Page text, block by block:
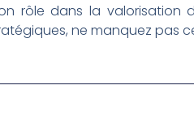
rôle dans la valorisation
ne manquez pas